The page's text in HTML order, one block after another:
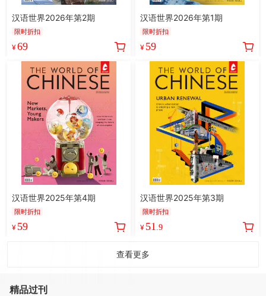
汉语世界2026年第2期
限时折扣
¥69
汉语世界2026年第1期
限时折扣
¥ 59
汉语世界2025年第4期
限时折扣
¥ 59
汉语世界2025年第3期
限时折扣
¥ 51.9
查看更多
精品过刊